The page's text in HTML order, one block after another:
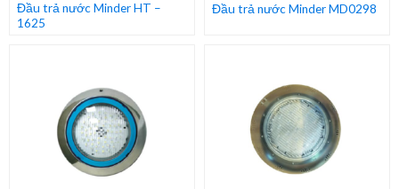
Đầu trả nước Minder HT –
1625
Đầu trả nước Minder MD0298